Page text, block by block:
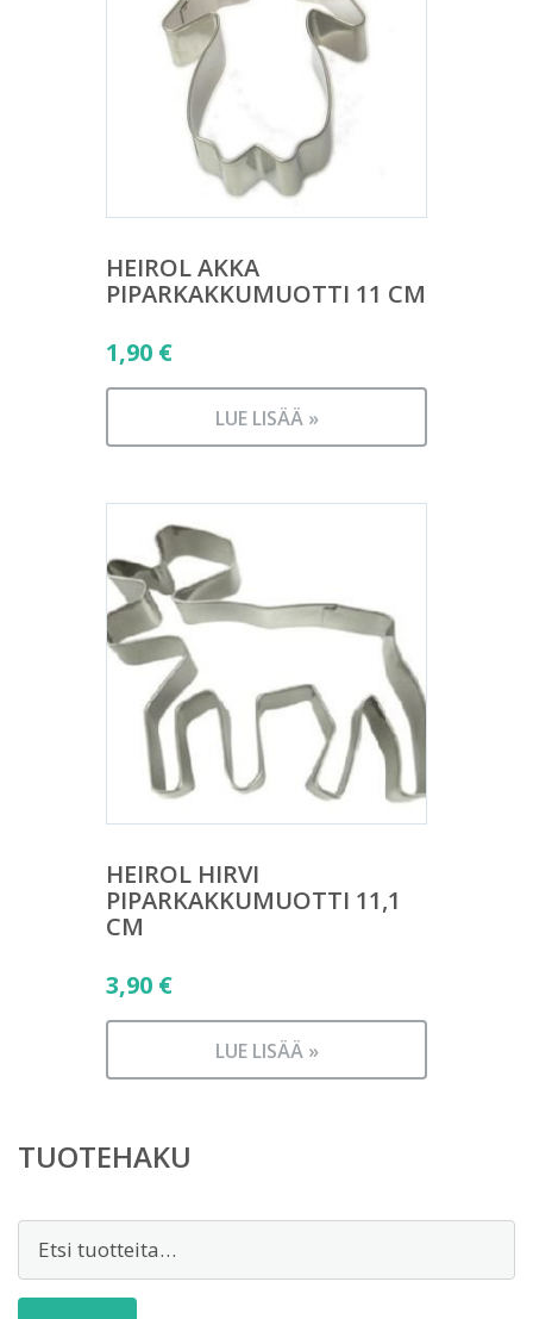
HEIROL AKKA
PIPARKAKKUMUOTTI 11 CM
1,90 €
LUE LISÄÄ »
HEIROL HIRVI
PIPARKAKKUMUOTTI 11,1
CM
3,90 €
LUE LISÄÄ »
TUOTEHAKU
Etsi: